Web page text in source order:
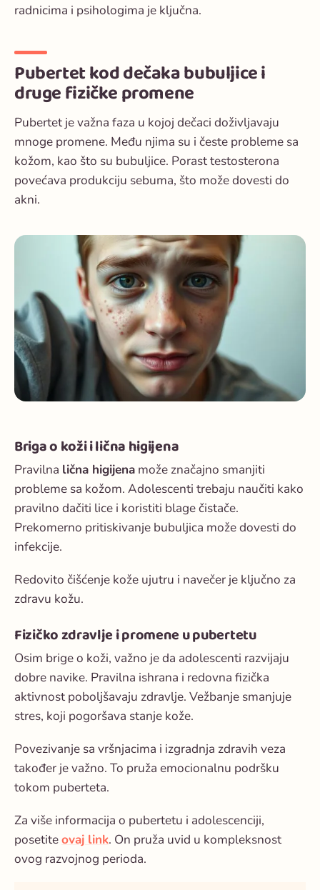
radnicima i psihologima je ključna.
Pubertet kod dečaka bubuljice i
druge fizičke promene
Pubertet je važna faza u kojoj dečaci doživljavaju
mnoge promene. Među njima su i česte probleme sa
kožom, kao što su bubuljice. Porast testosterona
povećava produkciju sebuma, što može dovesti do
akni.
Briga o koži i lična higijena
Pravilna lična higijena može značajno smanjiti
probleme sa kožom. Adolescenti trebaju naučiti kako
pravilno dačiti lice i koristiti blage čistače.
Prekomerno pritiskivanje bubuljica može dovesti do
infekcije.
Redovito čišćenje kože ujutru i navečer je ključno za
zdravu kožu.
Fizičko zdravlje i promene u pubertetu
Osim brige o koži, važno je da adolescenti razvijaju
dobre navike. Pravilna ishrana i redovna fizička
aktivnost poboljšavaju zdravlje. Vežbanje smanjuje
stres, koji pogoršava stanje kože.
Povezivanje sa vršnjacima i izgradnja zdravih veza
također je važno. To pruža emocionalnu podršku
tokom puberteta.
Za više informacija o pubertetu i adolescenciji,
posetiteovaj link. On pruža uvid u kompleksnost
ovog razvojnog perioda.